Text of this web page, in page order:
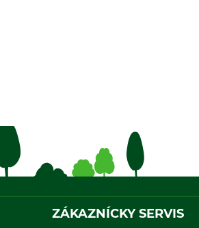
ZÁKAZNÍCKY SERVIS